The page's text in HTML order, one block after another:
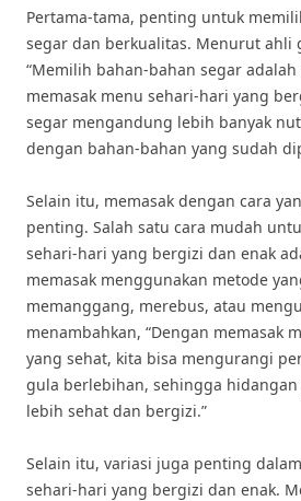
Pertama-tama, penting untuk
segar dan berkualitas. Menurut ahli
“Memilih bahan-bahan segar
memasak menu sehari-hari yang
segar mengandung lebih banyak
dengan bahan-bahan yang sudah
Selain itu, memasak dengan cara
penting. Salah satu cara mudah
sehari-hari yang bergizi dan enak
memasak menggunakan metode
memanggang, merebus, atau
menambahkan, “Dengan memasak
yang sehat, kita bisa mengurangi
gula berlebihan, sehingga hidangan
lebih sehat dan bergizi.”
Selain itu, variasi juga penting
sehari-hari yang bergizi dan enak.